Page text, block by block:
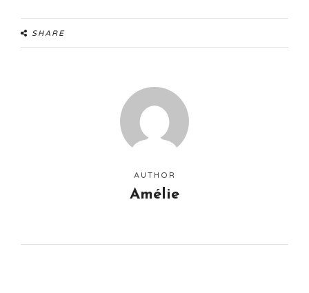
SHARE
AUTHOR
Amélie